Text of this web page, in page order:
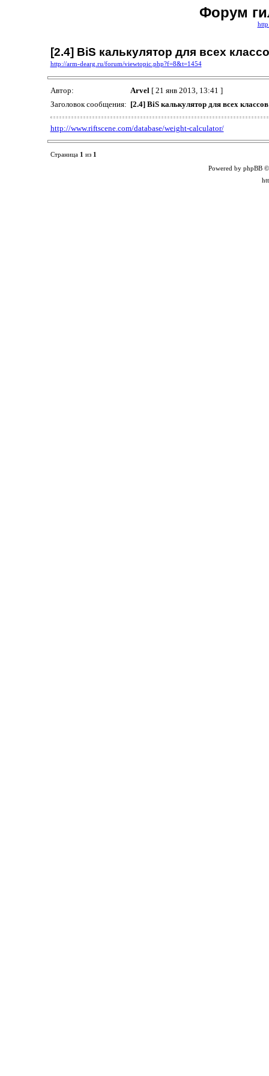
Форум
[2.4] BiS калькулятор для всех
http://arm-dearg.ru/forum/viewtopic.php?f=8&t=1454
Автор: Arvel[ 21 янв 2013, 13:41 ]
Заголовок сообщения: [2.4] BiS калькулятор для всех классов
http://www.riftscene.com/database/weight-calculator/
Страница 1 из 1
Powered by phpBB